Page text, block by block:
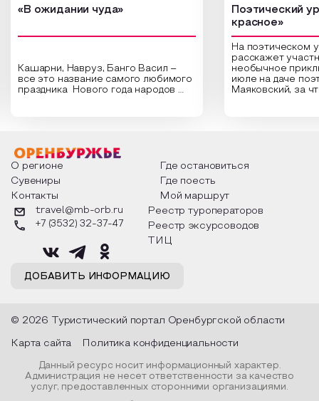
«В ожидании чуда»
Кашарни, Навруз, Банго Васил –
все это название самого любимого
праздника Нового года народов
о том, как встречают новый год в
разных уголках страны, какие
обряды совершают на удачу и
благополучие, в чем схожи и
различаются традиции. Кто такой
Дед Мороз и откуда он пришел, как
его называют в разных уголках
страны и как появились елочные
Поэтический
красное»
На поэтическом
расскажет
необычное
июле на даче
Маяковский, за
Твардовского и
каждой строчке
восхищение
яркому времени
О регионе
Где остановиться
Сувениры
Где поесть
Контакты
Мой маршрут
ДОБАВИТЬ ИНФОРМАЦИЮ
travel@mb-orb.ru
+7 (3532) 32-37-47
Реестр туроператоров
Реестр эксурсоводов
ТИЦ
© 2026 Туристический портал Оренбургской области
Карта сайта Политика конфиденциальности
Данный ресурс носит информационный характер.
Администрация не несет ответственности за качество
услуг, предоставленных сторонними организациями.